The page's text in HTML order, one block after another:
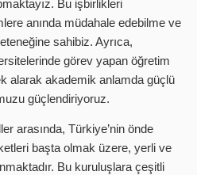
Bu işbirlikleri
anında müdahale edebilme ve
sahibiz. Ayrıca,
görev yapan öğretim
alarak akademik anlamda güçlü
güçlendiriyoruz.
arasında, Türkiye’nin önde
başta olmak üzere, yerli ve
Bu kuruluşlara çeşitli